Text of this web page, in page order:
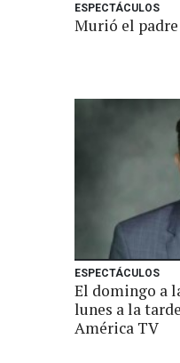
ESPECTÁCULOS
Murió el padre
ESPECTÁCULOS
El domingo a
lunes a la
América TV